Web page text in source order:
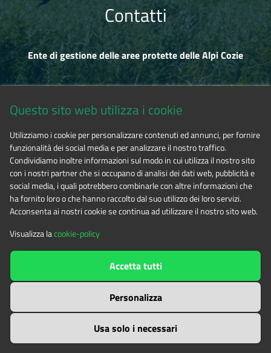
Contatti
Ente di gestione delle aree protette delle Alpi Cozie
Via Fransuà Fontan, 1 - 10050 Salbertrand (TO)
Tel. 0122.854720
E-mailalpicozie@cert.ruparpiemonte.it
The contents of this websitebyEnte di gestione delle aree
protette delle Alpi Cozieis licensed under
Attribution-NonCommercial-NoDerivatives 4.0 International
Questo sito web utilizza i cookie
Utilizziamo i cookie per personalizzare contenuti ed annunci, per fornire
funzionalità dei social media e per analizzare il nostro traffico.
Condividiamo inoltre informazioni sul modo in cui utilizza il nostro sito
con i nostri partner che si occupano di analisi dei dati web, pubblicità e
social media, i quali potrebbero combinarle con altre informazioni che
ha fornito loro o che hanno raccolto dal suo utilizzo dei loro servizi.
Acconsenta ai nostri cookie se continua ad utilizzare il nostro sito web.
Visualizza lacookie-policy
Usa solo i necessari
Personalizza
Accetta tutti